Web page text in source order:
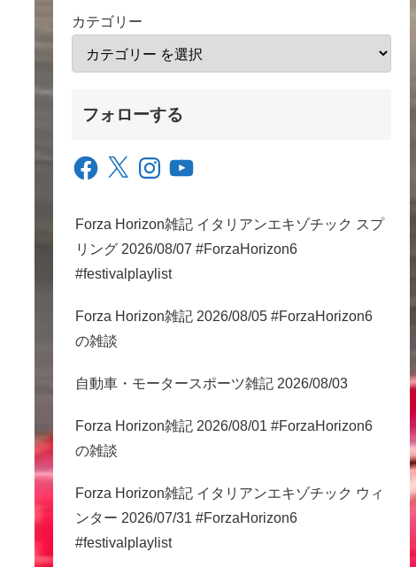
カテゴリー
フォローする
Facebook
X InstagramYouTube
Forza Horizon雑記 イタリアンエキゾチック スプ
リング 2026/08/07 #ForzaHorizon6
#festivalplaylist
Forza Horizon雑記 2026/08/05 #ForzaHorizon6
の雑談
自動車・モータースポーツ雑記 2026/08/03
Forza Horizon雑記 2026/08/01 #ForzaHorizon6
の雑談
Forza Horizon雑記 イタリアンエキゾチック ウィ
ンター 2026/07/31 #ForzaHorizon6
#festivalplaylist